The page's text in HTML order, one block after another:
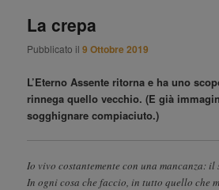
La crepa
Pubblicato il9 Ottobre 2019
L’Eterno Assente ritorna e ha uno
rinnega quello vecchio. (E già
sogghignare compiaciuto.)
Io vivo costantemente con una mancanza: il
In ogni cosa che faccio, in tutto quello che